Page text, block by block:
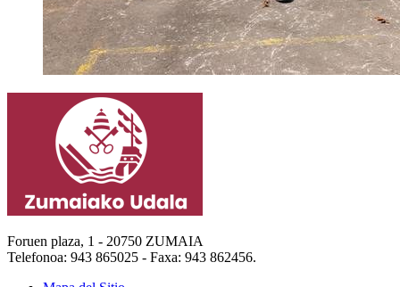
Foruen plaza, 1 - 20750 ZUMAIA
Telefonoa: 943 865025 - Faxa: 943 862456.